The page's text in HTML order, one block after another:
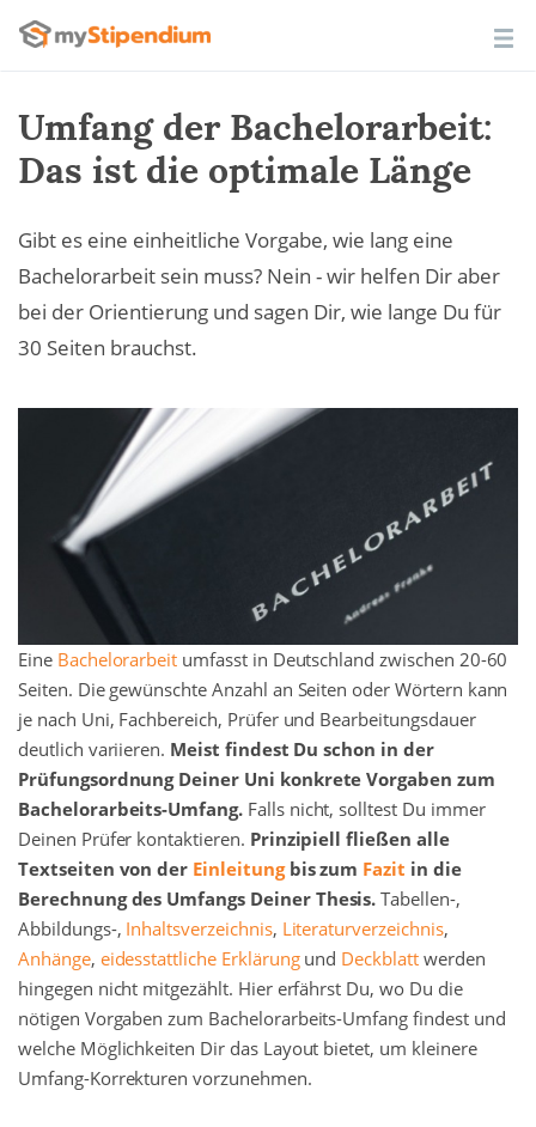
Umfang der Bachelorarbeit:
Das ist die optimale Länge
Gibt es eine einheitliche Vorgabe, wie lang eine
Bachelorarbeit sein muss? Nein - wir helfen Dir aber
bei der Orientierung und sagen Dir, wie lange Du für
30 Seiten brauchst.
Eine Bachelorarbeit umfasst in Deutschland zwischen 20-60
Seiten. Die gewünschte Anzahl an Seiten oder Wörtern kann
je nach Uni, Fachbereich, Prüfer und Bearbeitungsdauer
deutlich variieren. Meist findest Du schon in der
Prüfungsordnung Deiner Uni konkrete Vorgaben zum
Bachelorarbeits-Umfang. Falls nicht, solltest Du immer
Deinen Prüfer kontaktieren. Prinzipiell fließen alle
Textseiten von der Einleitungbis zum Fazit in die
Berechnung des Umfangs Deiner Thesis. Tabellen-,
Abbildungs-, Inhaltsverzeichnis, Literaturverzeichnis,
Anhänge, eidesstattliche Erklärungund Deckblattwerden
hingegen nicht mitgezählt. Hier erfährst Du, wo Du die
nötigen Vorgaben zum Bachelorarbeits-Umfang findest und
welche Möglichkeiten Dir das Layout bietet, um kleinere
Umfang-Korrekturen vorzunehmen.